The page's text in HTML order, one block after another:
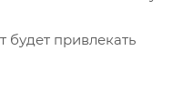
привлекать